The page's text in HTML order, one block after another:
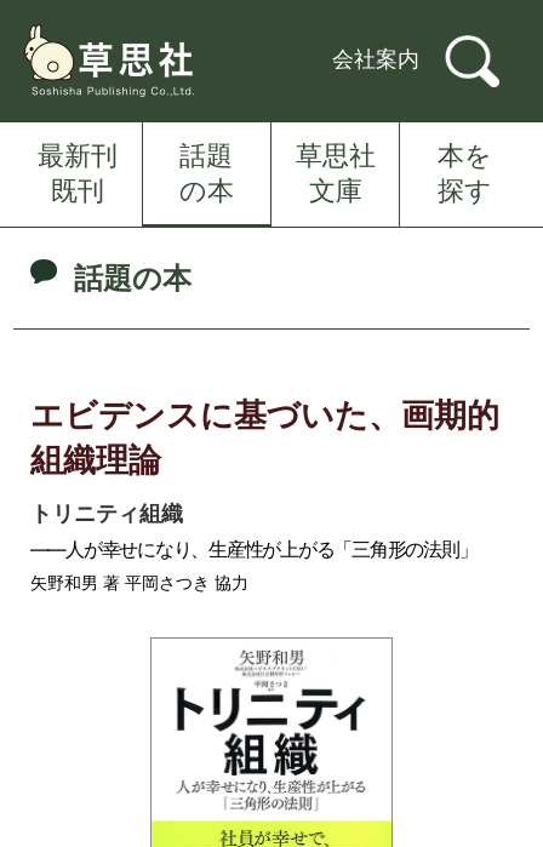
会社案内
最新刊
既刊
話題
の本
草思社
文庫
本を
探す
話題の本
エビデンスに基づいた、画期的
組織理論
トリニティ組織
――人が幸せになり、生産性が上がる「三角形の法則」
矢野和男 著 平岡さつき 協力